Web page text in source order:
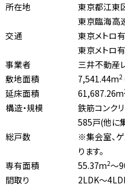
所在地 東京都江東
交通
東京臨海高
東京メトロ
東京メトロ
事業者
三井不動産
敷地面積
7,541.44m2
延床面積
61,687.26m
構造・規模
鉄筋コンク
総戸数
585戸(他に
※集会室、
ります。
専有面積
55.37m2〜
間取り
2LDK〜